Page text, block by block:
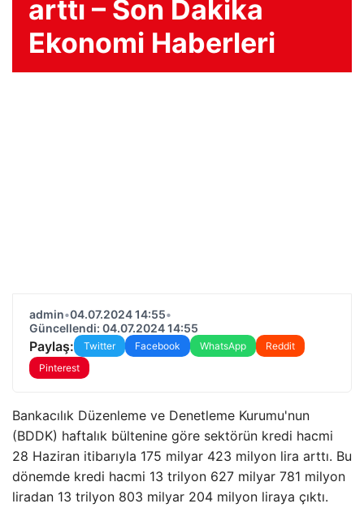
arttı – Son Dakika
Ekonomi Haberleri
admin•04.07.2024 14:55•
Güncellendi: 04.07.2024 14:55
Paylaş: Twitter Facebook WhatsApp
Reddit
Pinterest
Bankacılık Düzenleme ve Denetleme Kurumu'nun
(BDDK) haftalık bültenine göre sektörün kredi hacmi
28 Haziran itibarıyla 175 milyar 423 milyon lira arttı. Bu
dönemde kredi hacmi 13 trilyon 627 milyar 781 milyon
liradan 13 trilyon 803 milyar 204 milyon liraya çıktı.